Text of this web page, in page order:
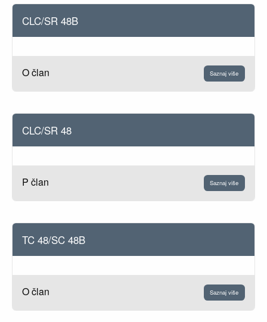
CLC/SR 48B
O član Saznaj više
CLC/SR 48
P član Saznaj više
TC 48/SC 48B
O član Saznaj više